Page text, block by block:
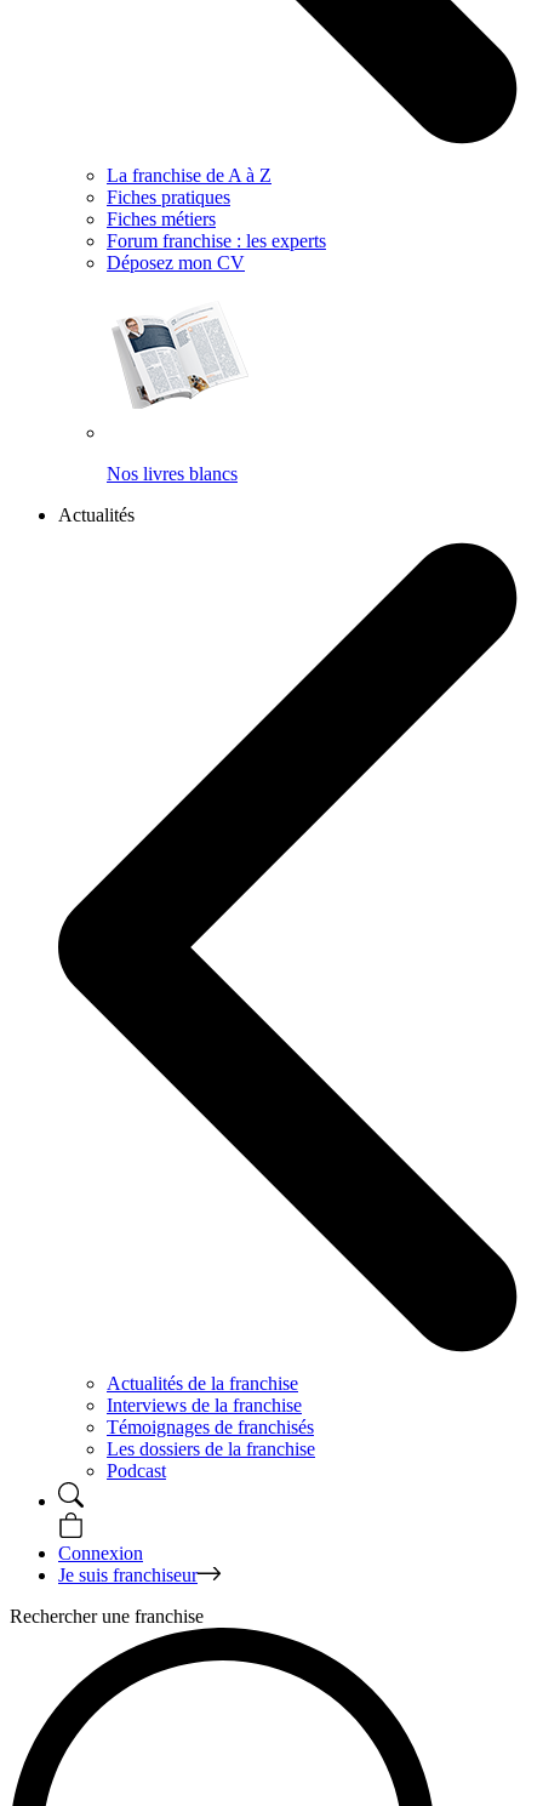
La franchise de A à Z
Fiches pratiques
Fiches métiers
Forum franchise : les experts
Déposez mon CV
Nos livres blancs
Actualités
Actualités de la franchise
Interviews de la franchise
Témoignages de franchisés
Les dossiers de la franchise
Podcast
Connexion
Je suis franchiseur
Rechercher une franchise